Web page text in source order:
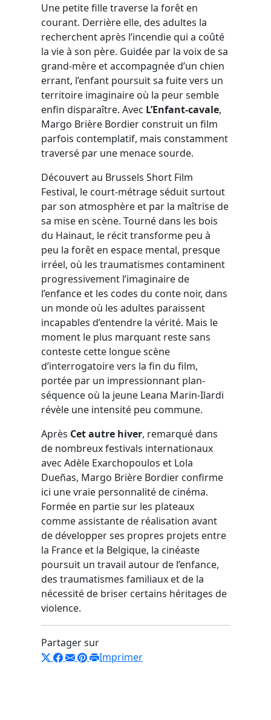
Une petite fille traverse la forêt en
courant. Derrière elle, des adultes la
recherchent après l’incendie qui a coûté
la vie à son père. Guidée par la voix de sa
grand-mère et accompagnée d’un chien
errant, l’enfant poursuit sa fuite vers un
territoire imaginaire où la peur semble
enfin disparaître. Avec L’Enfant-cavale,
Margo Brière Bordier construit un film
parfois contemplatif, mais constamment
traversé par une menace sourde.
Découvert au Brussels Short Film
Festival, le court-métrage séduit surtout
par son atmosphère et par la maîtrise de
sa mise en scène. Tourné dans les bois
du Hainaut, le récit transforme peu à
peu la forêt en espace mental, presque
irréel, où les traumatismes contaminent
progressivement l’imaginaire de
l’enfance et les codes du conte noir, dans
un monde où les adultes paraissent
incapables d’entendre la vérité. Mais le
moment le plus marquant reste sans
conteste cette longue scène
d’interrogatoire vers la fin du film,
portée par un impressionnant plan-
séquence où la jeune Leana Marin-Ilardi
révèle une intensité peu commune.
Après Cet autre hiver, remarqué dans
de nombreux festivals internationaux
avec Adèle Exarchopoulos et Lola
Dueñas, Margo Brière Bordier confirme
ici une vraie personnalité de cinéma.
Formée en partie sur les plateaux
comme assistante de réalisation avant
de développer ses propres projets entre
la France et la Belgique, la cinéaste
poursuit un travail autour de l’enfance,
des traumatismes familiaux et de la
nécessité de briser certains héritages de
violence.
Partager sur
Imprimer